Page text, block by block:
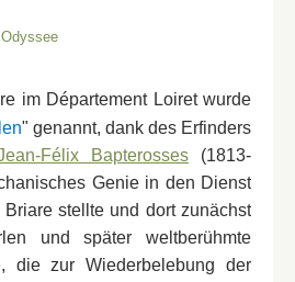
im Département Loiret wurde
" genannt, dank des Erfinders
Félix Bapterosses (1813-
Genie in den Dienst
stellte und dort zunächst
und später weltberühmte
die zur Wiederbelebung der